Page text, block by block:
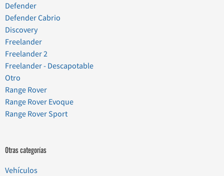
Defender
Defender Cabrio
Discovery
Freelander
Freelander 2
Freelander - Descapotable
Otro
Range Rover
Range Rover Evoque
Range Rover Sport
Otras categorías
Vehículos